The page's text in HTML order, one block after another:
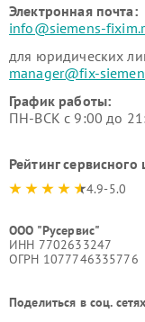
Электронная почта:
info@siemens-
для юридических
manager@fix-
График работы:
ПН-ВСК с 9:00 до
Рейтинг сервисного
4.9-5.0
ООО "Русервис"
ИНН 7702633247
ОГРН 1077746335776
Поделиться в соц.